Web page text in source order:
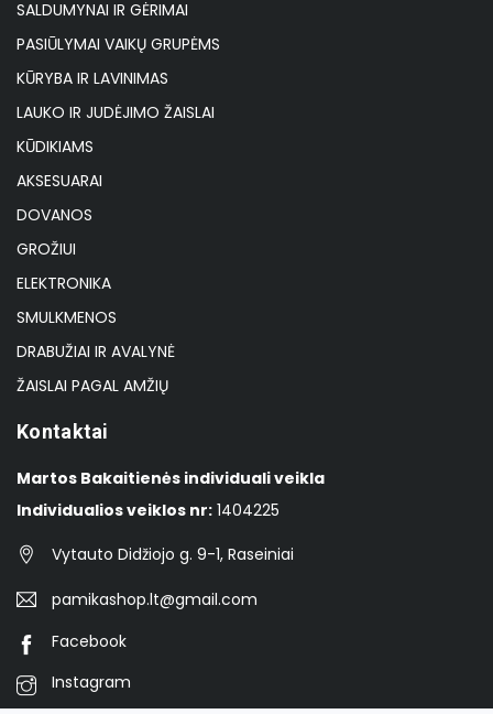
SALDUMYNAI IR GĖRIMAI
PASIŪLYMAI VAIKŲ GRUPĖMS
KŪRYBA IR LAVINIMAS
LAUKO IR JUDĖJIMO ŽAISLAI
KŪDIKIAMS
AKSESUARAI
DOVANOS
GROŽIUI
ELEKTRONIKA
SMULKMENOS
DRABUŽIAI IR AVALYNĖ
ŽAISLAI PAGAL AMŽIŲ
Kontaktai
Martos Bakaitienės individuali veikla
Individualios veiklos nr: 1404225
Vytauto Didžiojo g. 9-1, Raseiniai
pamikashop.lt@gmail.com
Facebook
Instagram